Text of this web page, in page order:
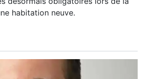
habitation neuve.